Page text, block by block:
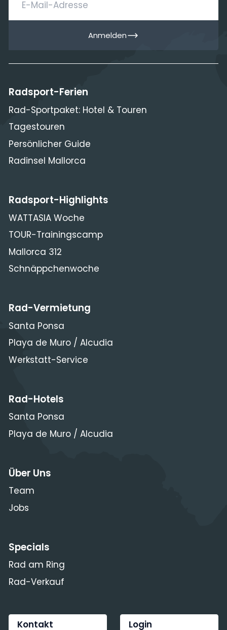
Anmelden
Radsport-Ferien
Rad-Sportpaket: Hotel & Touren
Tagestouren
Persönlicher Guide
Radinsel Mallorca
Radsport-Highlights
WATTASIA Woche
TOUR-Trainingscamp
Mallorca 312
Schnäppchenwoche
Rad-Vermietung
Santa Ponsa
Playa de Muro / Alcudia
Werkstatt-Service
Rad-Hotels
Santa Ponsa
Playa de Muro / Alcudia
Über Uns
Team
Jobs
Specials
Rad am Ring
Rad-Verkauf
Kontakt Login